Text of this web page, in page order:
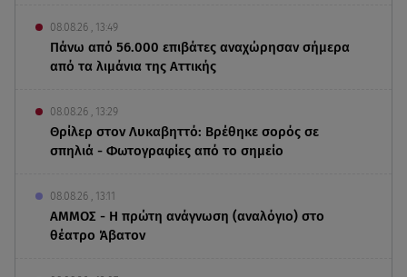
08.08.26 , 13:49
Πάνω από 56.000 επιβάτες αναχώρησαν σήμερα
από τα λιμάνια της Αττικής
08.08.26 , 13:29
Θρίλερ στον Λυκαβηττό: Βρέθηκε σορός σε
σπηλιά - Φωτογραφίες από το σημείο
08.08.26 , 13:11
ΑΜΜΟΣ - Η πρώτη ανάγνωση (αναλόγιο) στο
θέατρο Άβατον